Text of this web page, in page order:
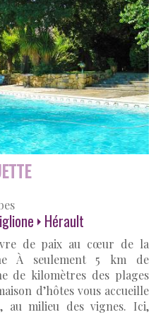
Hérault
de paix au cœur de la
À seulement 5 km de
de kilomètres des plages
d’hôtes vous accueille
au milieu des vignes. Ici,